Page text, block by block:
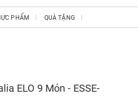
PHẨM QUÀ TẶNG
ELO 9 Món - ESSE-